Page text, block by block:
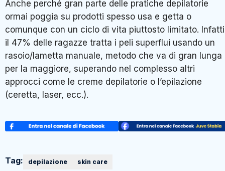
Anche perché gran parte delle pratiche depilatorie
ormai poggia su prodotti spesso usa e getta o
comunque con un ciclo di vita piuttosto limitato.
il 47% delle ragazze tratta i peli superflui usando un
rasoio/lametta manuale, metodo che va di gran lunga
per la maggiore, superando nel complesso altri
approcci come le creme depilatorie o l’epilazione
(ceretta, laser, ecc.).
Tag: depilazione skin care